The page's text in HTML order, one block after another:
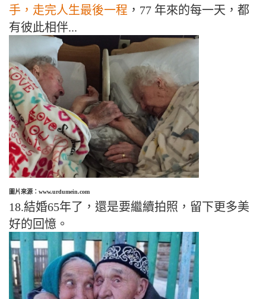
手，走完人生最後一程 ，77 年來的每一天，都
有彼此相伴...
圖片來源：www.urdumein.com
18.結婚65年了，還是要繼續拍照，留下更多美
好的回憶。